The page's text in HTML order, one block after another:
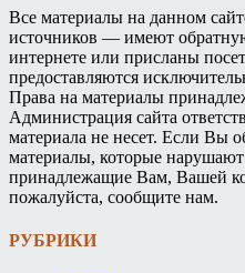
Все материалы на данном
источников — имеют
интернете или присланы
предоставляются
Права на материалы
Администрация сайта
материала не несет. Если Вы
материалы, которые нарушают
принадлежащие Вам, Вашей
пожалуйста, сообщите нам.
РУБРИКИ